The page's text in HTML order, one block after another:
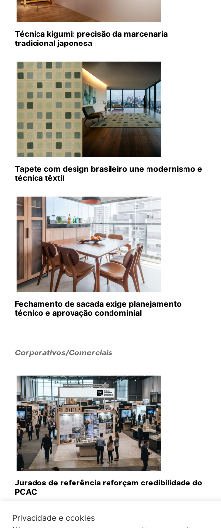
Técnica kigumi: precisão da marcenaria
tradicional japonesa
Tapete com design brasileiro une modernismo e
técnica têxtil
Fechamento de sacada exige planejamento
técnico e aprovação condominial
Corporativos/Comerciais
Jurados de referência reforçam credibilidade do
PCAC
Privacidade e cookies